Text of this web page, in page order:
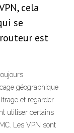
cela
se
est
géographique
et regarder
utiliser certains
Les VPN sont